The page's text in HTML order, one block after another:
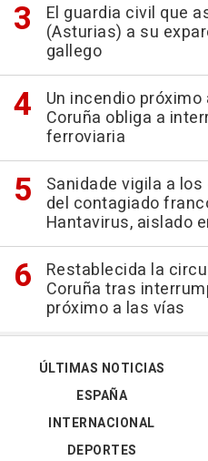
El guardia civil que
(Asturias) a su
gallego
Un incendio
Coruña obliga a
ferroviaria
Sanidade vigila a
del contagiado
Hantavirus, aislado
Restablecida la
Coruña tras
próximo a las vías
ÚLTIMAS NOTICIAS
ESPAÑA
INTERNACIONAL
DEPORTES